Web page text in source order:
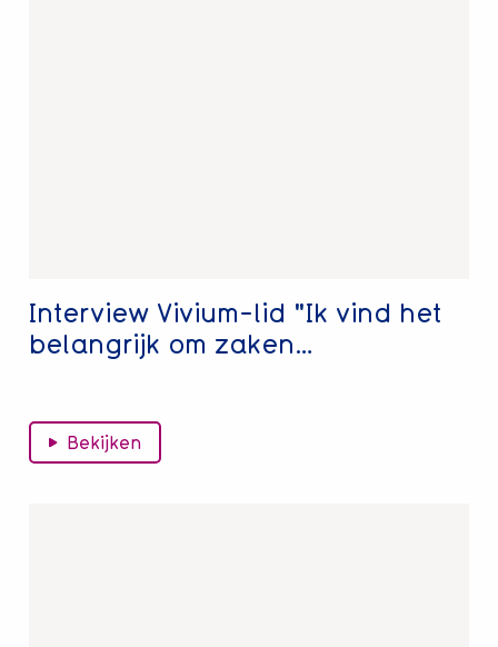
Interview Vivium-lid "Ik vind het
belangrijk om zaken…
Bekijken